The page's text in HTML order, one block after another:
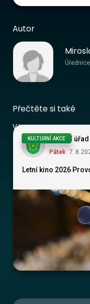
Autor
Úřednice
Přečtěte si také
Vše
Obecní úřad
Pátek 7. 8.
Letní kino 2026
KULTURNÍ AKCE